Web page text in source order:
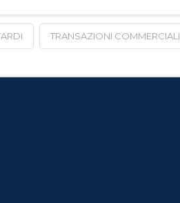
TRANSAZIONI COMMERCIALI